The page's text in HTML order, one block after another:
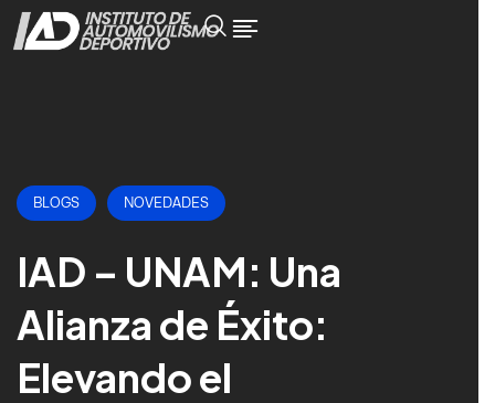
BLOGS NOVEDADES
IAD – UNAM: Una
Alianza de Éxito:
Elevando el